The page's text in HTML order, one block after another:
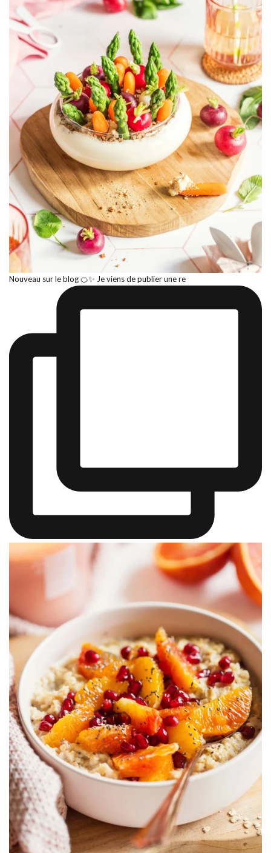
Nouveau sur le blog 🍊✨ Je viens de publier une re